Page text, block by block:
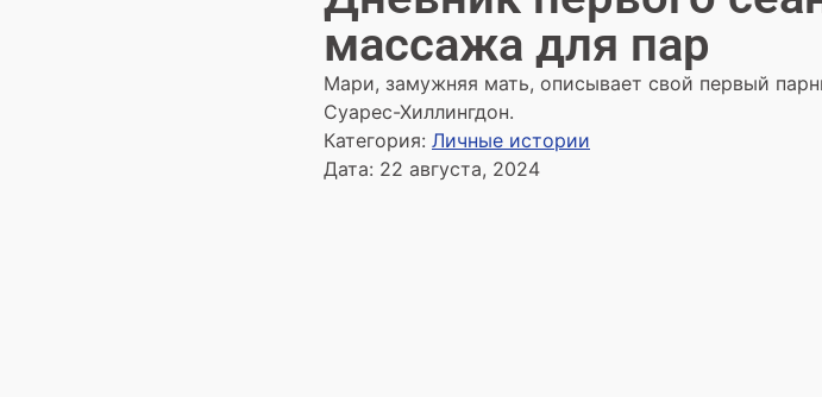
массажа для пар
Мари, замужняя мать, описывает свой первый
Суарес-Хиллингдон.
Категория: Личные истории
Дата: 22 августа, 2024